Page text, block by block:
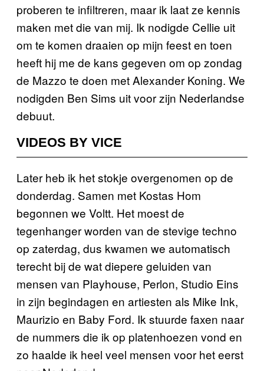
proberen te infiltreren, maar ik laat ze kennis
maken met die van mij. Ik nodigde Cellie uit
om te komen draaien op mijn feest en toen
heeft hij me de kans gegeven om op zondag
de Mazzo te doen met Alexander Koning. We
nodigden Ben Sims uit voor zijn Nederlandse
debuut.
VIDEOS BY VICE
Later heb ik het stokje overgenomen op de
donderdag. Samen met Kostas Hom
begonnen we Voltt. Het moest de
tegenhanger worden van de stevige techno
op zaterdag, dus kwamen we automatisch
terecht bij de wat diepere geluiden van
mensen van Playhouse, Perlon, Studio Eins
in zijn begindagen en artiesten als Mike Ink,
Maurizio en Baby Ford. Ik stuurde faxen naar
de nummers die ik op platenhoezen vond en
zo haalde ik heel veel mensen voor het eerst